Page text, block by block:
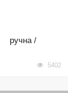
ручна /
5402